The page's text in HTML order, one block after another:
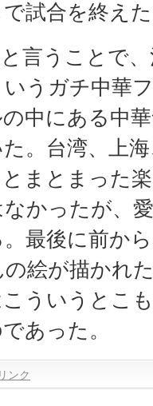
試合を終え
言うことで
うガチ中華
中にある中
。台湾、上
まとまった
かったが、
最後に前か
絵が描かれ
ういうとこ
あった。
ンク